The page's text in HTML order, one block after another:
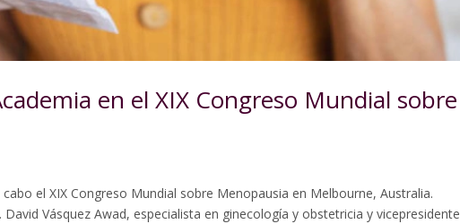
en el XIX Congreso Mundial sobre
el XIX Congreso Mundial sobre Menopausia en Melbourne, Australia.
Vásquez Awad, especialista en ginecología y obstetricia y vicepresidente